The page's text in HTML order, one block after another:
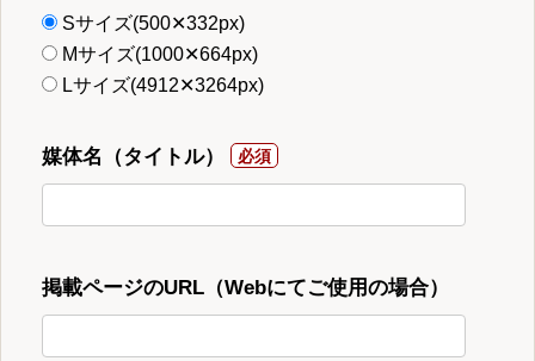
Sサイズ(500✕332px)
Mサイズ(1000✕664px)
Lサイズ(4912✕3264px)
媒体名（タイトル）
掲載ページのURL（Webにてご使用の場合）